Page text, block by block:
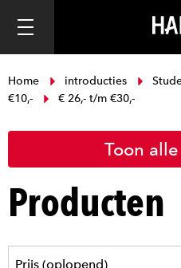
Home introducties
€10,-
€ 26,- t/m €30,-
Toon
Producten